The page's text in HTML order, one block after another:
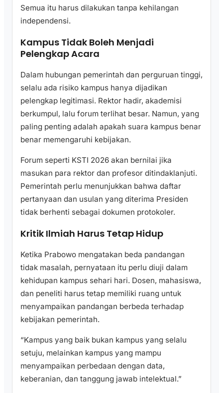
Semua itu harus dilakukan tanpa kehilangan
independensi.
Kampus Tidak Boleh Menjadi
Pelengkap Acara
Dalam hubungan pemerintah dan perguruan tinggi,
selalu ada risiko kampus hanya dijadikan
pelengkap legitimasi. Rektor hadir, akademisi
berkumpul, lalu forum terlihat besar. Namun, yang
paling penting adalah apakah suara kampus benar
benar memengaruhi kebijakan.
Forum seperti KSTI 2026 akan bernilai jika
masukan para rektor dan profesor ditindaklanjuti.
Pemerintah perlu menunjukkan bahwa daftar
pertanyaan dan usulan yang diterima Presiden
tidak berhenti sebagai dokumen protokoler.
Kritik Ilmiah Harus Tetap Hidup
Ketika Prabowo mengatakan beda pandangan
tidak masalah, pernyataan itu perlu diuji dalam
kehidupan kampus sehari hari. Dosen, mahasiswa,
dan peneliti harus tetap memiliki ruang untuk
menyampaikan pandangan berbeda terhadap
kebijakan pemerintah.
“Kampus yang baik bukan kampus yang selalu
setuju, melainkan kampus yang mampu
menyampaikan perbedaan dengan data,
keberanian, dan tanggung jawab intelektual.”